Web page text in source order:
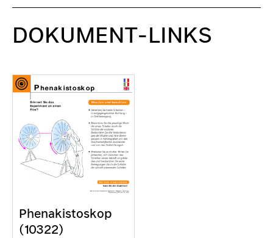
DOKUMENT-LINKS
Phenakistoskop
(10322)